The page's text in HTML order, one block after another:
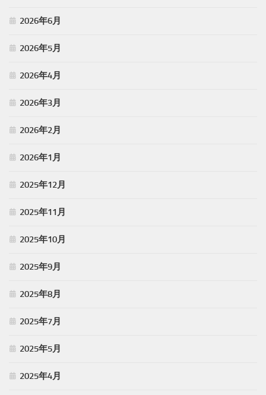
2026年6月
2026年5月
2026年4月
2026年3月
2026年2月
2026年1月
2025年12月
2025年11月
2025年10月
2025年9月
2025年8月
2025年7月
2025年5月
2025年4月